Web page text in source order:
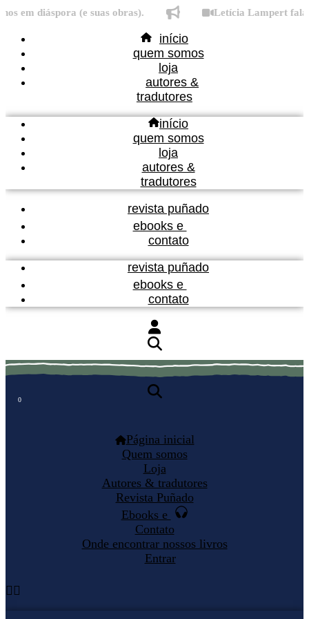
Ir
conteúdo
em diáspora (e suas obras). Letícia Lampert fala
início
quem somos
loja
autores &
tradutores
início
quem somos
loja
autores &
tradutores
revista puñado
ebooks e
contato
revista puñado
ebooks e
contato
0
Página inicial
Quem somos
Loja
Autores & tradutores
Revista Puñado
Ebooks e
Contato
Onde encontrar nossos livros
Entrar